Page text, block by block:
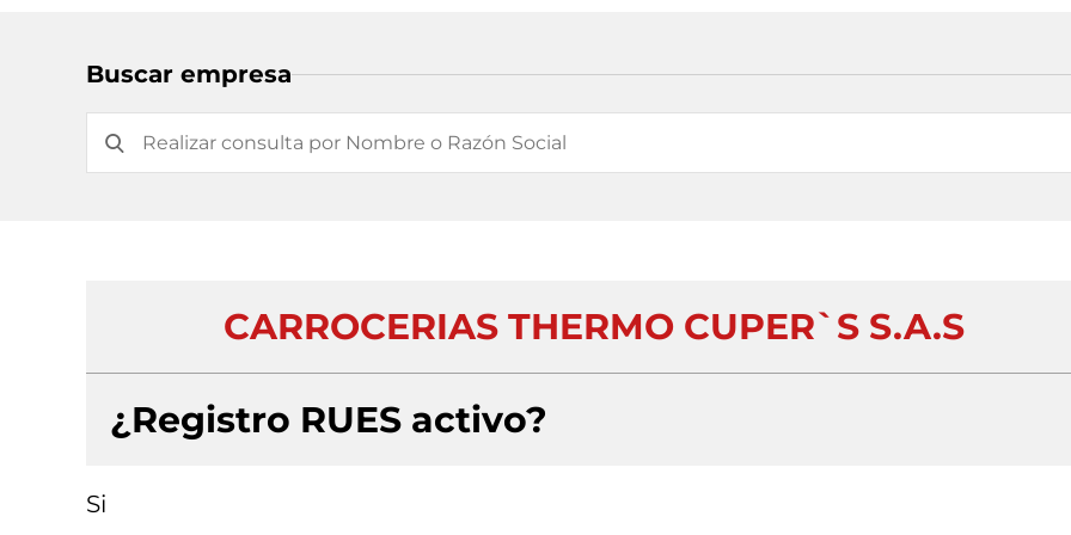
Buscar empresa
CARROCERIAS THERMO CUPER`S S.A.S
¿Registro RUES activo?
Si